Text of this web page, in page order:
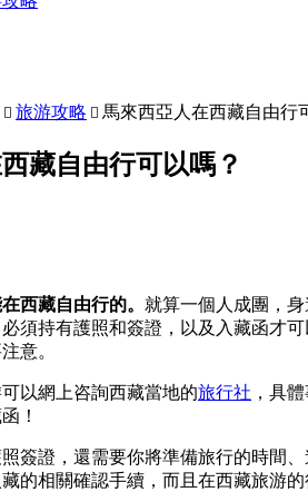
 旅游攻略  馬來西亞人在西藏自由行
藏自由行可以嗎？
西藏自由行的。 就算一個人成團，
須持有護照和簽證，以及入藏函才
意。
以網上咨詢西藏當地的旅行社 ，具
！
照簽證，還需要你將準備旅行的時間
的相關確認手續，而且在西藏旅游